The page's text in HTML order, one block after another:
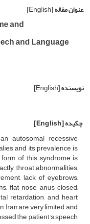
عنوان مقاله[English]
and
and Language
نویسنده[English]
چکیده[English]
autosomal recessive
and its prevalence is
of this syndrome is
throat abnormalities,
lack of eyebrows,
flat nose, anus closed,
retardation, and heart
Iran are very limited and
the patient's speech